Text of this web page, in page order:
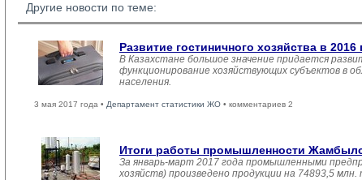
Другие новости по теме:
Развитие гостиничного хозяйства в 2016
В Казахстане большое значение придается
функционирование хозяйствующих субъектов в
населения.
3 мая 2017 года • Департамент статистики ЖО • комментариев 2
Итоги работы промышленности
За январь-март 2017 года промышленными
хозяйств) произведено продукции на 74893,5